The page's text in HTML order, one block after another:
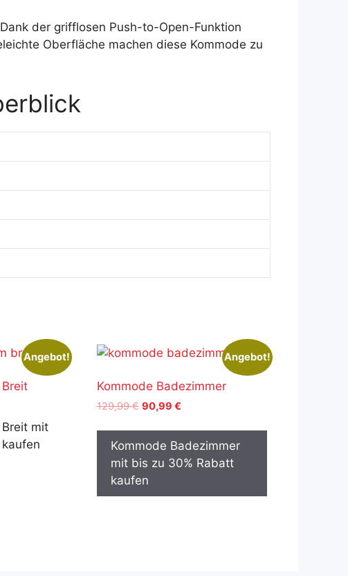
der grifflosen Push-to-Open-Funktion
Oberfläche machen diese Kommode zu
Angebot!
€.
mit
Angebot!
Kommode Badezimmer
129,99€ Ursprünglicher
war:
129,99 €
90,99 €Aktueller
ist:
90,99 €.
Kommode Badezimmer
mit bis zu 30% Rabatt
kaufen